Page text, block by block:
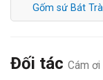
Gốm sứ Bát
Đối tác Cám ơi